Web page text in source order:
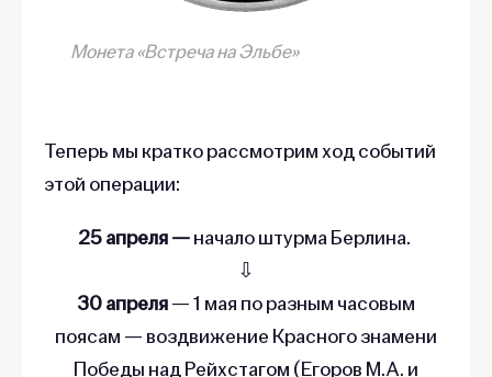
Монета «Встреча на Эльбе»
Теперь мы кратко рассмотрим ход событий
этой операции:
25 апреля —начало штурма Берлина.
⇩
30 апреля— 1 мая по разным часовым
поясам — воздвижение Красного знамени
Победы над Рейхстагом (Егоров М.А. и